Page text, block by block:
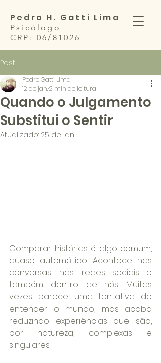
Pedro H. Gatti Lima
Psicólogo
CRP: 06/81026
Post
Quando o Julgamento
Substitui o Sentir
Pedro Gatti Lima
12 de jan.2 min de leitura
Atualizado: 25 de jan.
Comparar histórias é algo comum,
quase automático. Acontece nas
conversas, nas redes sociais e
também dentro de nós. Muitas
vezes parece uma tentativa de
entender o mundo, mas acaba
reduzindo experiências que são,
por natureza, complexas e
singulares.